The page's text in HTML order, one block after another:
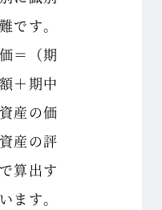
です。
＝（期
＋期中
産の価
産の評
算出す
ます。